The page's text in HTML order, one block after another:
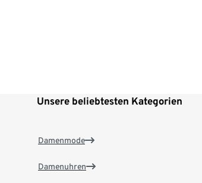
Unsere beliebtesten Kategorien
Damenmode
Damenuhren